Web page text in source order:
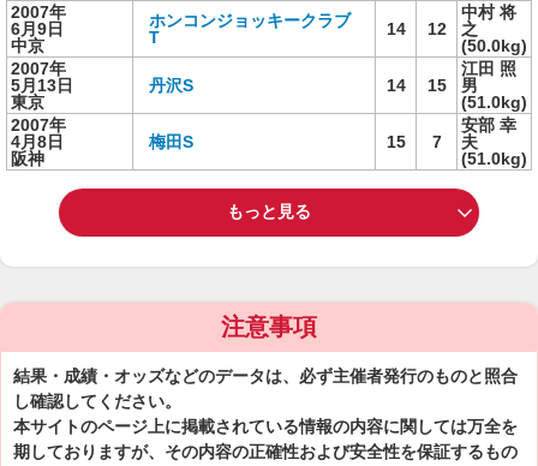
2007年
6月9日
中京
ホンコンジョッキークラブ
T
14 12
中村 将
之
(50.0kg)
2007年
5月13日
東京
丹沢S 14 15
江田 照
男
(51.0kg)
2007年
4月8日
阪神
梅田S 15 7
安部 幸
夫
(51.0kg)
もっと見る
注意事項
結果・成績・オッズなどのデータは、必ず主催者発行のものと照合
し確認してください。
本サイトのページ上に掲載されている情報の内容に関しては万全を
期しておりますが、その内容の正確性および安全性を保証するもの